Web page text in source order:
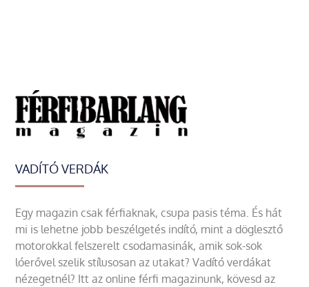
VADÍTÓ VERDÁK
Egy magazin csak férfiaknak, csupa pasis téma. És hát
mi is lehetne jobb beszélgetés indító, mint a döglesztő
motorokkal felszerelt csodamasinák, amik sok-sok
lóerővel szelik stílusosan az utakat? Vadító verdákat
nézegetnél? Itt az online férfi magazinunk, kövesd az